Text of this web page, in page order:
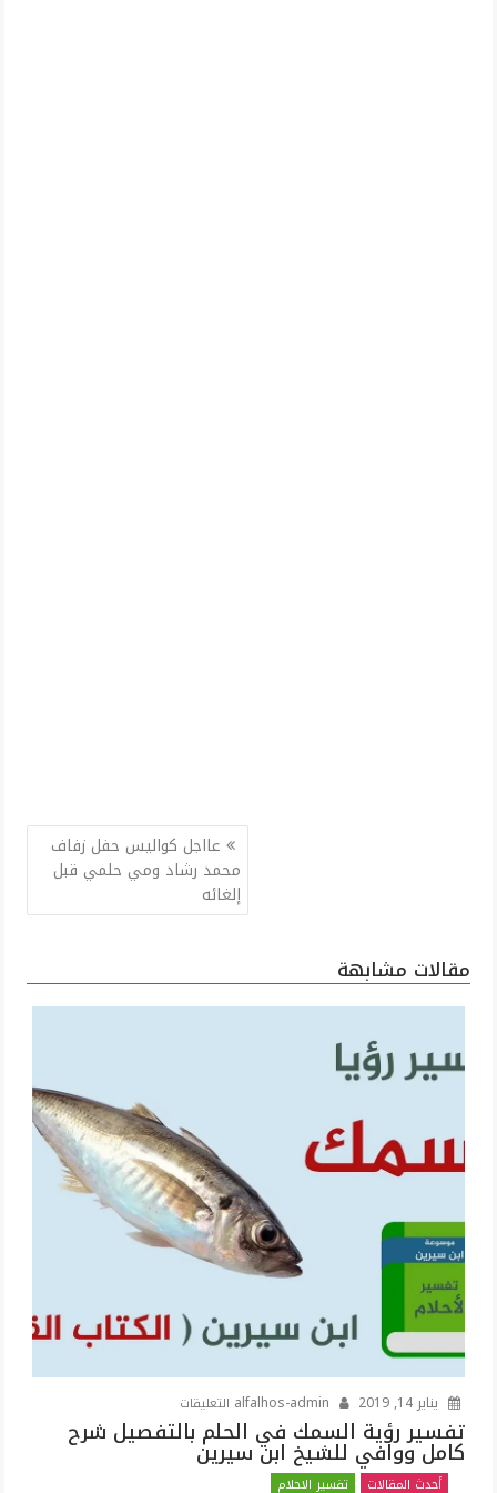
عااجل كواليس حفل زفاف
محمد رشاد ومي حلمي قبل
إلغائه
مقالات مشابهة
يناير 14, 2019 التعليقات
تفسير
تفسير رؤية السمك في الحلم بالتفصيل شرح
كامل ووافي للشيخ ابن سيرين
أحدث المقالات تفسير الاحلام